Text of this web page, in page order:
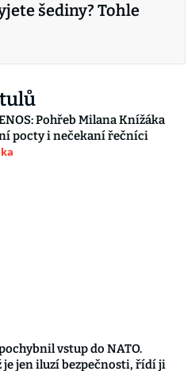
šediny? Tohle
Pohřeb Milana Knížáka
pocty i nečekaní řečníci
vstup do NATO.
je jen iluzí bezpečnosti, řídí ji